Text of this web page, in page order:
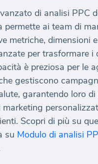
di analisi PPC
permette ai team di
metriche, dimensioni
per trasformare i
è preziosa per le
gestiscono
garantendo loro
Scopri di più su
su Modulo di analisi